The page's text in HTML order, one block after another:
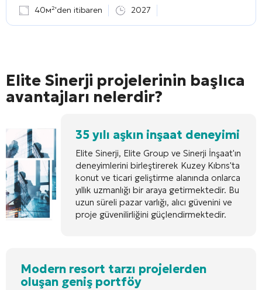
40м²'den itibaren 2027
Elite Sinerji projelerinin başlıca
avantajları nelerdir?
35 yılı aşkın inşaat deneyimi
Elite Sinerji, Elite Group ve Sinerji İnşaat'ın
deneyimlerini birleştirerek Kuzey Kıbrıs'ta
konut ve ticari geliştirme alanında onlarca
yıllık uzmanlığı bir araya getirmektedir. Bu
uzun süreli pazar varlığı, alıcı güvenini ve
proje güvenilirliğini güçlendirmektedir.
Modern resort tarzı projelerden
oluşan geniş portföy